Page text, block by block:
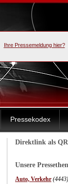
Ihre Pressemeldung hier?
Pressekodex
Direktlink als
Unsere
Auto, Verkehr (4443)